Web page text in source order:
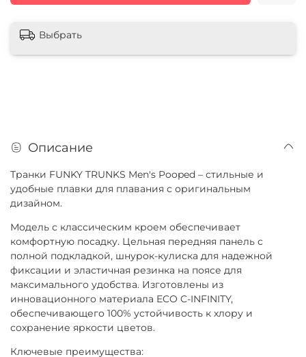
Выбрать
Описание
Транки FUNKY TRUNKS Men's Pooped – стильные и
удобные плавки для плавания с оригинальным
дизайном.
Модель с классическим кроем обеспечивает
комфортную посадку. Цельная передняя панель с
полной подкладкой, шнурок-кулиска для надежной
фиксации и эластичная резинка на поясе для
максимального удобства. Изготовлены из
инновационного материала ECO C-INFINITY,
обеспечивающего 100% устойчивость к хлору и
сохранение яркости цветов.
Ключевые преимущества: